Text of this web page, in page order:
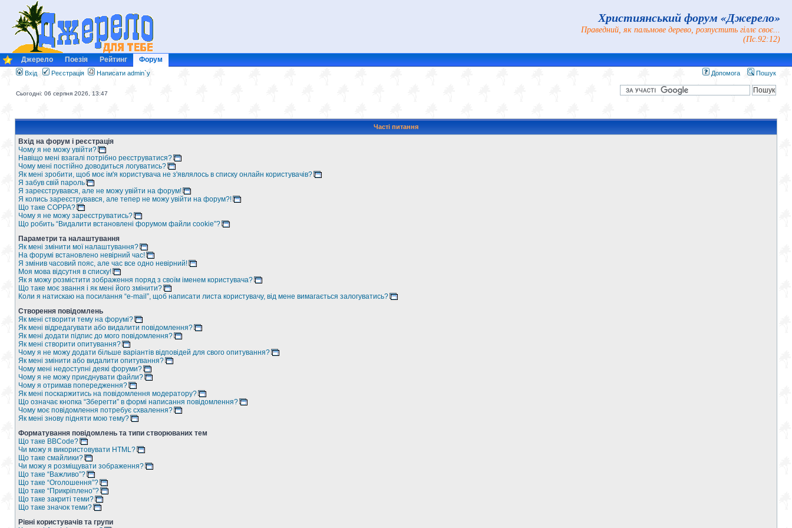
Християнський форум «Джерело»
Праведний, як пальмове дерево, розпустить гіллє своє...
(Пс.92:12)
Джерело Поезія Рейтинг Форум
Вхід Реєстрація Написати admin`у Допомога Пошук
Сьогодні: 06 серпня 2026, 13:47
Часті питання
Вхід на форум і реєстрація
Чому я не можу увійти?
Навіщо мені взагалі потрібно реєструватися?
Чому мені постійно доводиться логуватись?
Як мені зробити, щоб моє ім'я користувача не з'являлось в списку онлайн користувачів?
Я забув свій пароль
Я зареєструвався, але не можу увійти на форум!
Я колись зареєструвався, але тепер не можу увійти на форум?!
Що таке COPPA?
Чому я не можу зареєструватись?
Що робить “Видалити встановлені форумом файли cookie”?
Параметри та налаштування
Як мені змінити мої налаштування?
На форумі встановлено невірний час!
Я змінив часовий пояс, але час все одно невірний!
Моя мова відсутня в списку!
Як я можу розмістити зображення поряд з своїм іменем користувача?
Що таке моє звання і як мені його змінити?
Коли я натискаю на посилання “e-mail”, щоб написати листа користувачу, від мене вимагається залогуватись?
Створення повідомлень
Як мені створити тему на форумі?
Як мені відредагувати або видалити повідомлення?
Як мені додати підпис до мого повідомлення?
Як мені створити опитування?
Чому я не можу додати більше варіантів відповідей для свого опитування?
Як мені змінити або видалити опитування?
Чому мені недоступні деякі форуми?
Чому я не можу приєднувати файли?
Чому я отримав попередження?
Як мені поскаржитись на повідомлення модератору?
Що означає кнопка “Зберегти” в формі написання повідомлення?
Чому моє повідомлення потребує схвалення?
Як мені знову підняти мою тему?
Форматування повідомлень та типи створюваних тем
Що таке BBCode?
Чи можу я використовувати HTML?
Що таке смайлики?
Чи можу я розміщувати зображення?
Що таке “Важливо”?
Що таке “Оголошення”?
Що таке “Прикріплено”?
Що таке закриті теми?
Що таке значок теми?
Рівні користувачів та групи